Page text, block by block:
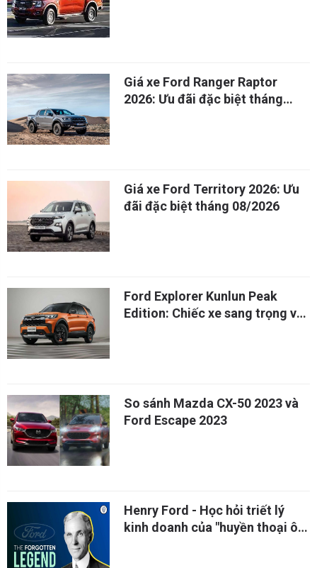
Giá xe Ford Ranger Raptor
2026: Ưu đãi đặc biệt tháng
Giá xe Ford Territory 2026: Ưu
đãi đặc biệt tháng 08/2026
Ford Explorer Kunlun Peak
Edition: Chiếc xe sang trọng và
So sánh Mazda CX-50 2023 và
Ford Escape 2023
Henry Ford - Học hỏi triết lý
kinh doanh của "huyền thoại ô